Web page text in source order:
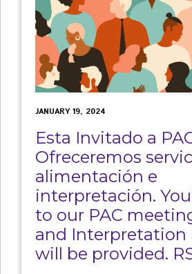
JANUARY 19, 2024
Esta Invitado a
Ofreceremos
alimentación e
interpretación.
to our PAC
and Interpretation
will be provided.